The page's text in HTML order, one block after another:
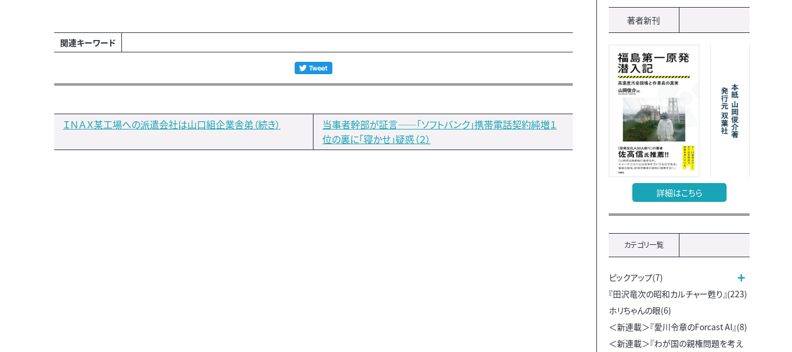
関連キーワード
ＩＮＡＸ某工場への派遣会社は山口組企業舎弟（続き）
当事者幹部が証言――「ソフトバンク」携帯電話契約純増１
位の裏に「寝かせ」疑惑（２）
著者新刊
詳細はこちら
カテゴリ一覧
ピックアップ(7)
『田沢竜次の昭和カルチャー甦り』(223)
ホリちゃんの眼(6)
＜新連載＞『愛川令章のForcast AI』(8)
＜新連載＞『わが国の親権問題を考え